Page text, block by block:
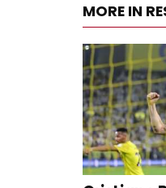
MORE IN